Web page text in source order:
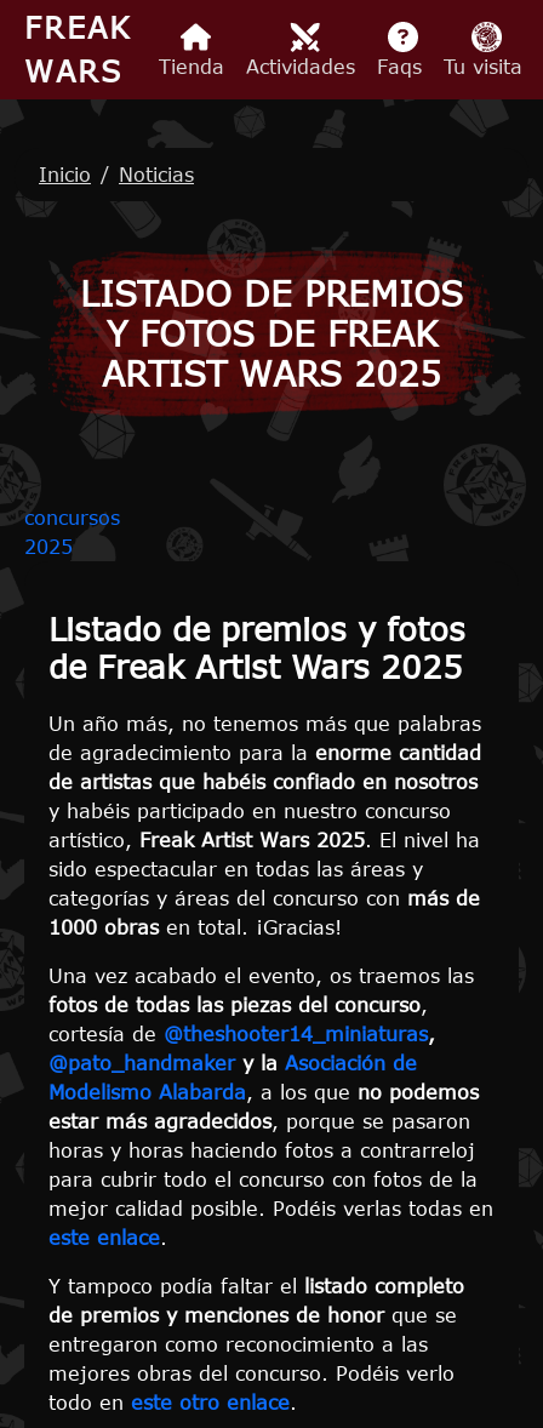
Pasar al contenido principal
FREAK
WARS
Tienda Actividades Faqs Tu visita
Ruta de navegación
Inicio Noticias
LISTADO DE PREMIOS
Y FOTOS DE FREAK
ARTIST WARS 2025
concursos
2025
Listado de premios y fotos
de Freak Artist Wars 2025
Un año más, no tenemos más que palabras
de agradecimiento para la enorme cantidad
de artistas que habéis confiado en nosotros
y habéis participado en nuestro concurso
artístico, Freak Artist Wars 2025. El nivel ha
sido espectacular en todas las áreas y
categorías y áreas del concurso con más de
1000 obrasen total. ¡Gracias!
Una vez acabado el evento, os traemos las
fotos de todas las piezas del concurso,
cortesía de @theshooter14_miniaturas,
@pato_handmakery la Asociación de
Modelismo Alabarda, a los que no podemos
estar más agradecidos, porque se pasaron
horas y horas haciendo fotos a contrarreloj
para cubrir todo el concurso con fotos de la
mejor calidad posible. Podéis verlas todas en
este enlace.
Y tampoco podía faltar el
listado completo
de premios y menciones de honorque se
entregaron como reconocimiento a las
mejores obras del concurso. Podéis verlo
todo en este otro enlace.